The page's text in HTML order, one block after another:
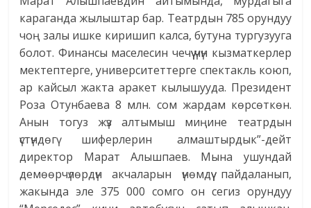
караганда жылыштар бар. Театрдын 785 орундуу
чоң залы ишке киришип калса, бутуна тургузууга
болот. Финансы маселесин чечүү үчүн кызматкерлер
мектептерге, университеттерге спектакль коюп,
ар кайсыл жакта аракет кылышууда. Президент
Роза Отунбаева 8 млн. сом жардам көрсөткөн.
Анын тогуз жүз алтымыш миңине театрдын
үстүндөгү шиферлерин алмаштырдык”-дейт
директор Марат Алышпаев. Мына ушундай
демөөрчүлөрдүн акчаларын үнөмдүү пайдаланып,
жакында эле 375 000 сомго он сегиз орундуу